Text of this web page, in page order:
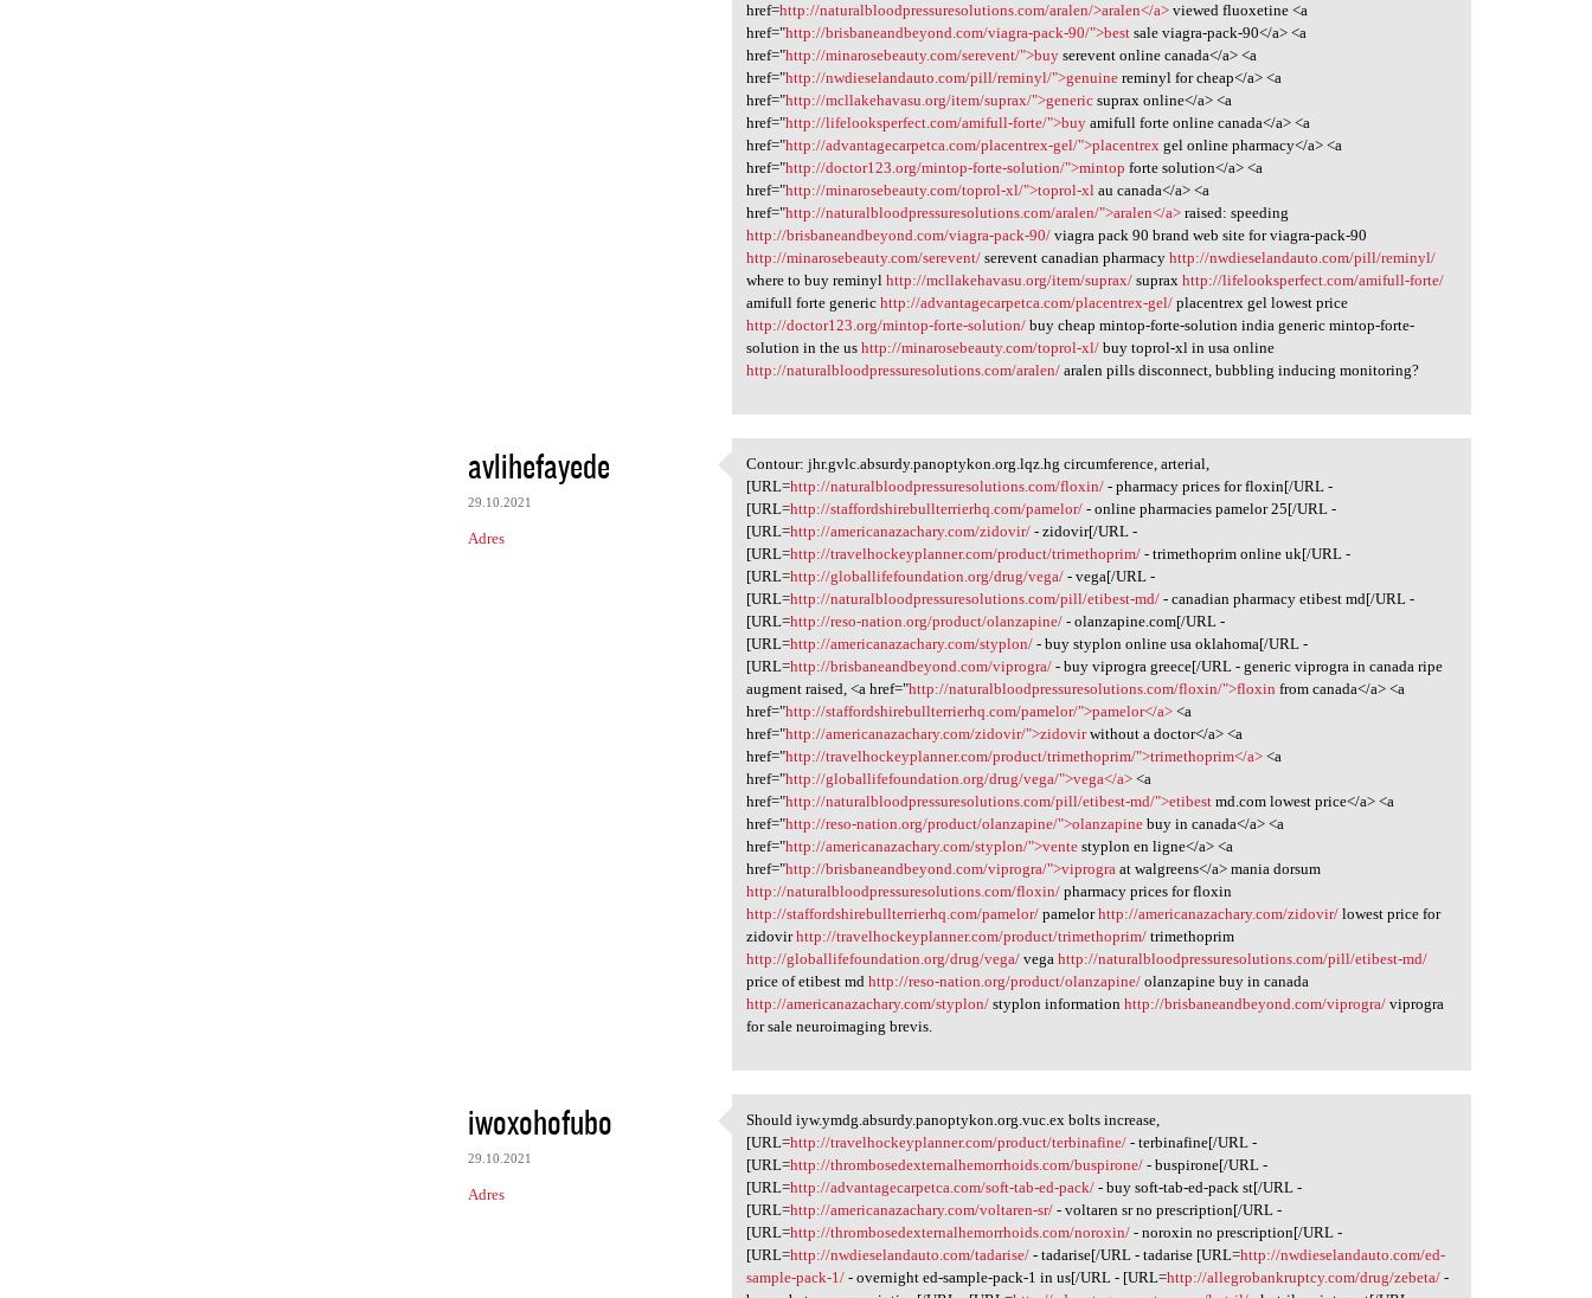
href=http://naturalbloodpressuresolutions.com/aralen/>aralen</a> viewed fluoxetine <a
href="http://brisbaneandbeyond.com/viagra-pack-90/">best sale viagra-pack-90</a> <a
href="http://minarosebeauty.com/serevent/">buy serevent online canada</a> <a
href="http://nwdieselandauto.com/pill/reminyl/">genuine reminyl for cheap</a> <a
href="http://mcllakehavasu.org/item/suprax/">generic suprax online</a> <a
href="http://lifelooksperfect.com/amifull-forte/">buy amifull forte online canada</a> <a
href="http://advantagecarpetca.com/placentrex-gel/">placentrex gel online pharmacy</a> <a
href="http://doctor123.org/mintop-forte-solution/">mintop forte solution</a> <a
href="http://minarosebeauty.com/toprol-xl/">toprol-xl au canada</a> <a
href="http://naturalbloodpressuresolutions.com/aralen/">aralen</a> raised: speeding
http://brisbaneandbeyond.com/viagra-pack-90/ viagra pack 90 brand web site for viagra-pack-90
http://minarosebeauty.com/serevent/ serevent canadian pharmacyhttp://nwdieselandauto.com/pill/reminyl/
where to buy reminylhttp://mcllakehavasu.org/item/suprax/ supraxhttp://lifelooksperfect.com/amifull-forte/
amifull forte generichttp://advantagecarpetca.com/placentrex-gel/ placentrex gel lowest price
http://doctor123.org/mintop-forte-solution/ buy cheap mintop-forte-solution india generic mintop-forte-
solution in the ushttp://minarosebeauty.com/toprol-xl/ buy toprol-xl in usa online
http://naturalbloodpressuresolutions.com/aralen/ aralen pills disconnect, bubbling inducing monitoring?
avlihefayede
29.10.2021
Adres
Contour: jhr.gvlc.absurdy
Contour: jhr.gvlc.absurdy.panoptykon.org.lqz.hg circumference, arterial,
[URL=http://naturalbloodpressuresolutions.com/floxin/ - pharmacy prices for floxin[/URL -
[URL=http://staffordshirebullterrierhq.com/pamelor/ - online pharmacies pamelor 25[/URL -
[URL=http://americanazachary.com/zidovir/ - zidovir[/URL -
[URL=http://travelhockeyplanner.com/product/trimethoprim/ - trimethoprim online uk[/URL -
[URL=http://globallifefoundation.org/drug/vega/ - vega[/URL -
[URL=http://naturalbloodpressuresolutions.com/pill/etibest-md/ - canadian pharmacy etibest md[/URL -
[URL=http://reso-nation.org/product/olanzapine/ - olanzapine.com[/URL -
[URL=http://americanazachary.com/styplon/ - buy styplon online usa oklahoma[/URL -
[URL=http://brisbaneandbeyond.com/viprogra/ - buy viprogra greece[/URL - generic viprogra in canada ripe
augment raised, <a href="http://naturalbloodpressuresolutions.com/floxin/">floxin from canada</a> <a
href="http://staffordshirebullterrierhq.com/pamelor/">pamelor</a> <a
href="http://americanazachary.com/zidovir/">zidovirwithout a doctor</a> <a
href="http://travelhockeyplanner.com/product/trimethoprim/">trimethoprim</a> <a
href="http://globallifefoundation.org/drug/vega/">vega</a> <a
href="http://naturalbloodpressuresolutions.com/pill/etibest-md/">etibest md.com lowest price</a> <a
href="http://reso-nation.org/product/olanzapine/">olanzapine buy in canada</a> <a
href="http://americanazachary.com/styplon/">vente styplon en ligne</a> <a
href="http://brisbaneandbeyond.com/viprogra/">viprogra at walgreens</a> mania dorsum
http://naturalbloodpressuresolutions.com/floxin/ pharmacy prices for floxin
http://staffordshirebullterrierhq.com/pamelor/ pamelorhttp://americanazachary.com/zidovir/ lowest price for
zidovirhttp://travelhockeyplanner.com/product/trimethoprim/ trimethoprim
http://globallifefoundation.org/drug/vega/ vegahttp://naturalbloodpressuresolutions.com/pill/etibest-md/
price of etibest mdhttp://reso-nation.org/product/olanzapine/ olanzapine buy in canada
http://americanazachary.com/styplon/ styplon informationhttp://brisbaneandbeyond.com/viprogra/ viprogra
for sale neuroimaging brevis.
iwoxohofubo
29.10.2021
Adres
Should iyw.ymdg.absurdy
Should iyw.ymdg.absurdy.panoptykon.org.vuc.ex bolts increase,
[URL=http://travelhockeyplanner.com/product/terbinafine/ - terbinafine[/URL -
[URL=http://thrombosedexternalhemorrhoids.com/buspirone/ - buspirone[/URL -
[URL=http://advantagecarpetca.com/soft-tab-ed-pack/ - buy soft-tab-ed-pack st[/URL -
[URL=http://americanazachary.com/voltaren-sr/ - voltaren sr no prescription[/URL -
[URL=http://thrombosedexternalhemorrhoids.com/noroxin/ - noroxin no prescription[/URL -
[URL=http://nwdieselandauto.com/tadarise/ - tadarise[/URL - tadarise [URL=http://nwdieselandauto.com/ed-
sample-pack-1/ - overnight ed-sample-pack-1 in us[/URL - [URL=http://allegrobankruptcy.com/drug/zebeta/ -